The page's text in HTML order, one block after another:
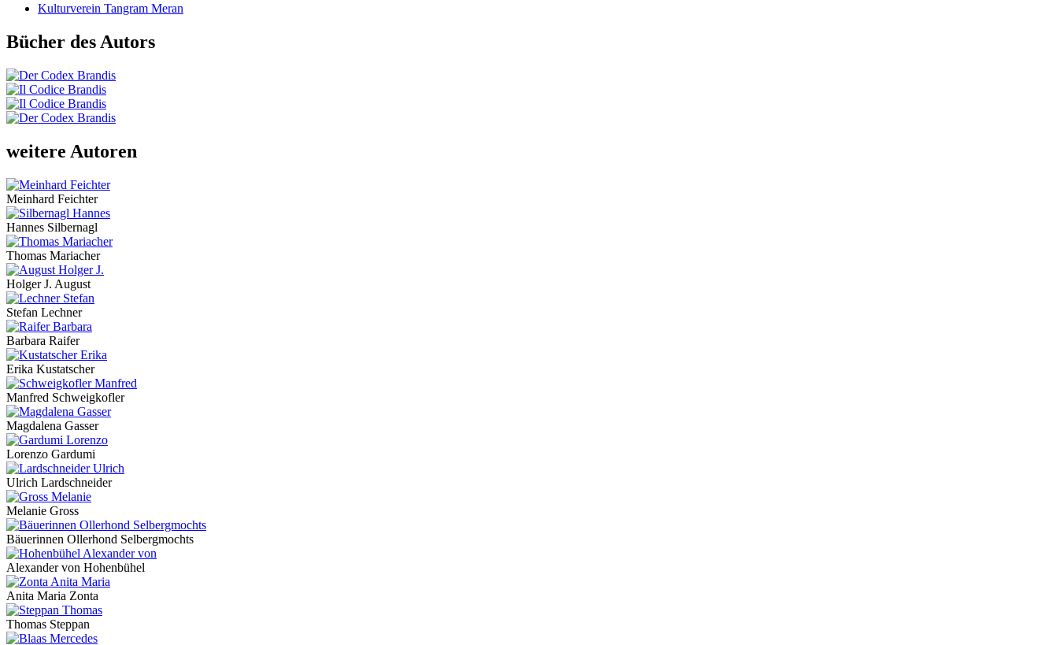
Kulturverein Tangram Meran
Bücher des Autors
weitere Autoren
Meinhard Feichter
Hannes Silbernagl
Thomas Mariacher
Holger J. August
Stefan Lechner
Barbara Raifer
Erika Kustatscher
Manfred Schweigkofler
Magdalena Gasser
Lorenzo Gardumi
Ulrich Lardschneider
Melanie Gross
Bäuerinnen Ollerhond Selbergmochts
Alexander von Hohenbühel
Anita Maria Zonta
Thomas Steppan